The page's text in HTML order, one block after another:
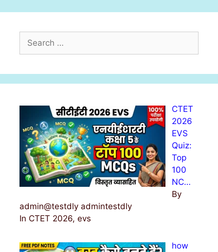
r
c
CTET
2026
EVS
Quiz:
Top
100
NC…
By
admin@testdly admintestdly
In CTET 2026, evs
how